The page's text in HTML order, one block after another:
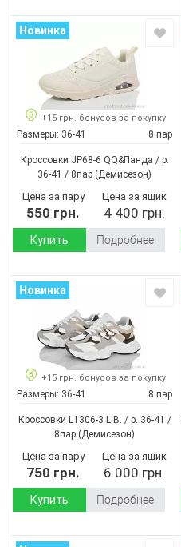
Новинка
+15 грн. бонусов за покупку
Размеры: 36-41 8 пар
Кроссовки JP68-6 QQ&Панда / p.
36-41 / 8пар (Демисезон)
Цена за пару
550 грн.
Цена за ящик
4 400 грн.
Купить Подробнее
Новинка
+15 грн. бонусов за покупку
Размеры: 36-41 8 пар
Кроссовки L1306-3 L.B. / p. 36-41 /
8пар (Демисезон)
Цена за пару
750 грн.
Цена за ящик
6 000 грн.
Купить Подробнее